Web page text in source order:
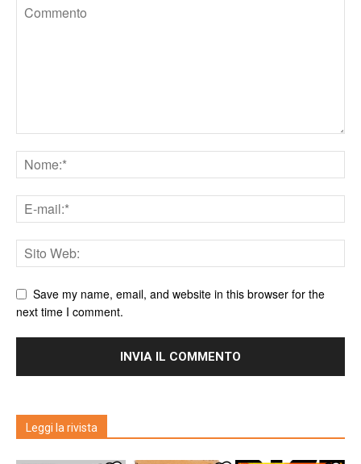
Save my name, email, and website in this browser for the
next time I comment.
Leggi la rivista